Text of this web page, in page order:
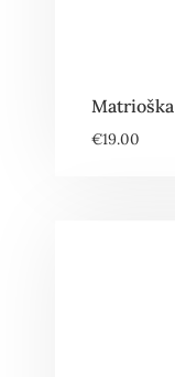
Matrioška
€19.00